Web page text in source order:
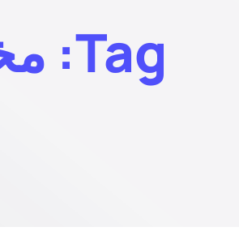
Tag: مخزن گاز شهری زمینی